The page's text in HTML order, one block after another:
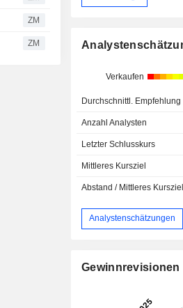
ZM
ZM
Verkaufen
Durchschnittl. Empfehlung
Anzahl Analysten
Letzter Schlusskurs
Mittleres Kursziel
Abstand / Mittleres Kursziel
Analystenschätzungen
Gewinnrevisionen